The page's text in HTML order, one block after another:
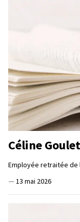
Céline
Employée retraitée de
— 13 mai 2026